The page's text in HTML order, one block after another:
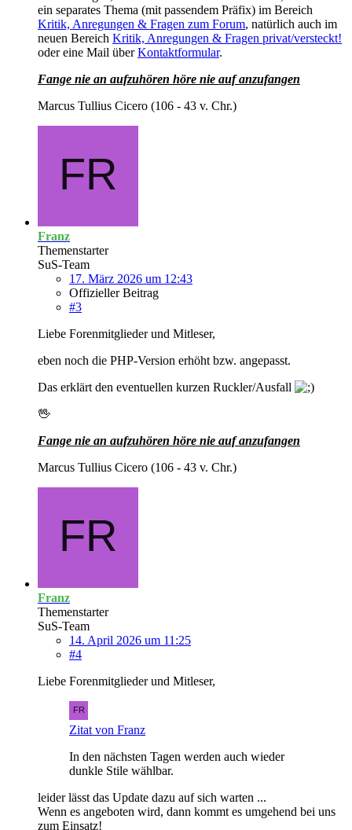
ein separates Thema (mit passendem Präfix) im Bereich
Kritik, Anregungen & Fragen zum Forum, natürlich auch im
neuen Bereich Kritik, Anregungen & Fragen privat/versteckt!
oder eine Mail überKontaktformular.
Fange nie an aufzuhören höre nie auf anzufangen
Marcus Tullius Cicero (106 - 43 v. Chr.)
Franz
Themenstarter
SuS-Team
17. März 2026 um 12:43
Offizieller Beitrag
#3
Liebe Forenmitglieder und Mitleser,
eben noch die PHP-Version erhöht bzw. angepasst.
Das erklärt den eventuellen kurzen Ruckler/Ausfall
🖖
Fange nie an aufzuhören höre nie auf anzufangen
Marcus Tullius Cicero (106 - 43 v. Chr.)
Franz
Themenstarter
SuS-Team
14. April 2026 um 11:25
#4
Liebe Forenmitglieder und Mitleser,
Zitat von Franz
In den nächsten Tagen werden auch wieder
dunkle Stile wählbar.
leider lässt das Update dazu auf sich warten ...
Wenn es angeboten wird, dann kommt es umgehend bei uns
zum Einsatz!